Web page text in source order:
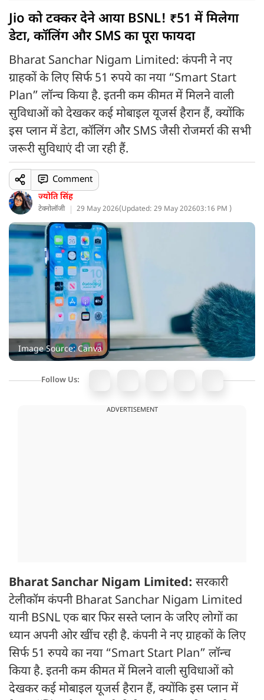
Jio को टक्कर देने आया BSNL! ₹51 में मिलेगा
डेटा, कॉलिंग और SMS का पूरा फायदा
Bharat Sanchar Nigam Limited: कंपनी ने नए
ग्राहकों के लिए सिर्फ 51 रुपये का नया “Smart Start
Plan” लॉन्च किया है. इतनी कम कीमत में मिलने वाली
सुविधाओं को देखकर कई मोबाइल यूजर्स हैरान हैं, क्योंकि
इस प्लान में डेटा, कॉलिंग और SMS जैसी रोजमर्रा की सभी
जरूरी सुविधाएं दी जा रही हैं.
ज्योति सिंह
टेक्नोलॉजी 29 May 2026(Updated: 29 May 202603:16 PM )
Comment
Image Source: Canva
Follow Us:
ADVERTISEMENT
Bharat Sanchar Nigam Limited: सरकारी
टेलीकॉम कंपनी Bharat Sanchar Nigam Limited
यानी BSNL एक बार फिर सस्ते प्लान के जरिए लोगों का
ध्यान अपनी ओर खींच रही है. कंपनी ने नए ग्राहकों के लिए
सिर्फ 51 रुपये का नया “Smart Start Plan” लॉन्च
किया है. इतनी कम कीमत में मिलने वाली सुविधाओं को
देखकर कई मोबाइल यूजर्स हैरान हैं, क्योंकि इस प्लान में